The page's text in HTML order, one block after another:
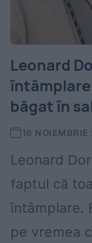
Leonard
băgat în
16 NOIEMBRIE
Leonard
faptul că
întâmplare.
pe vremea